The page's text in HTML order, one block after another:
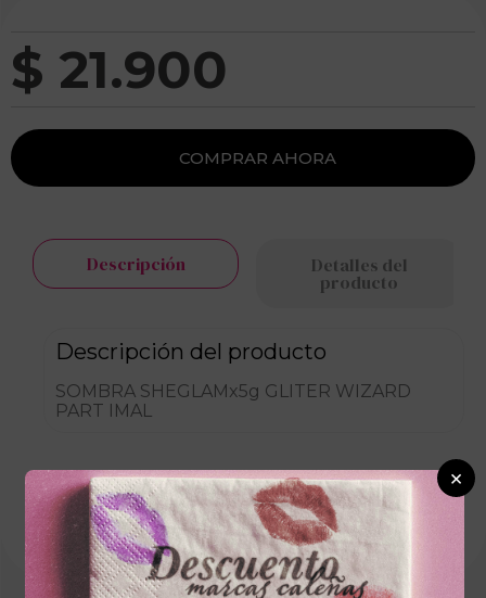
$ 21.900
Descripción Detalles del
producto
Descripción del producto
SOMBRA SHEGLAMx5g GLITER WIZARD
PART IMAL
×